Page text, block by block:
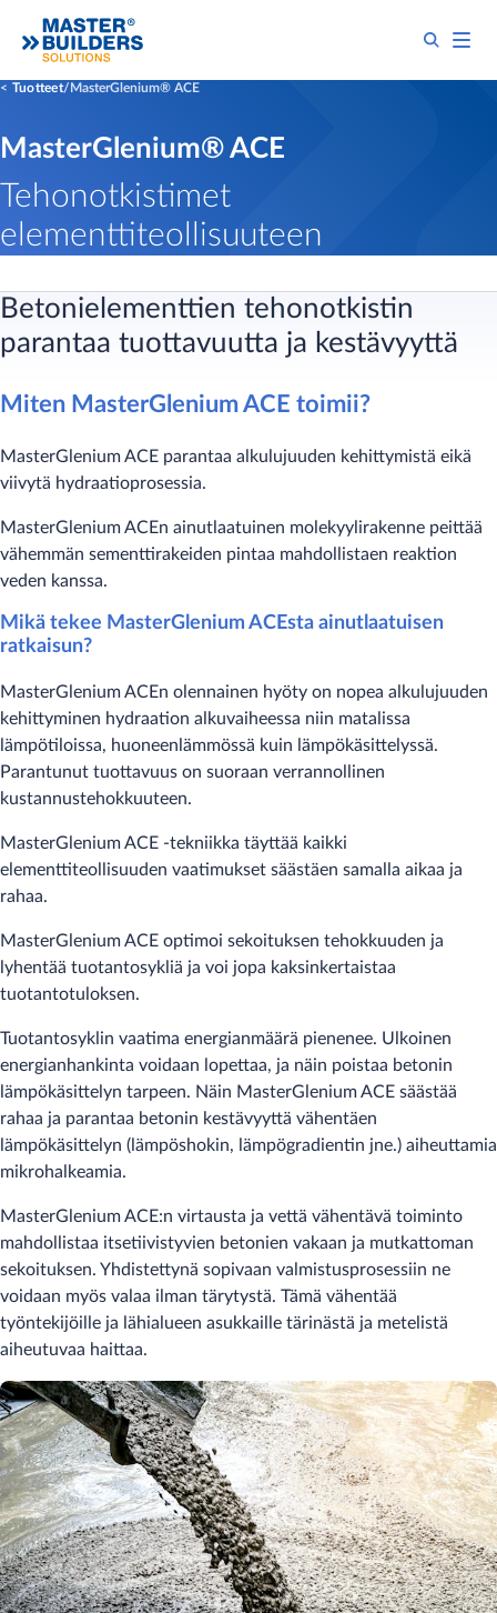
Tuotteet MasterGlenium® ACE
MasterGlenium® ACE
Tehonotkistimet
elementtiteollisuuteen
Betonielementtien tehonotkistin
parantaa tuottavuutta ja kestävyyttä
Miten MasterGlenium ACE toimii?
MasterGlenium ACE parantaa alkulujuuden kehittymistä eikä
viivytä hydraatioprosessia.
MasterGlenium ACEn ainutlaatuinen molekyylirakenne peittää
vähemmän sementtirakeiden pintaa mahdollistaen reaktion
veden kanssa.
Mikä tekee MasterGlenium ACEsta ainutlaatuisen
ratkaisun?
MasterGlenium ACEn olennainen hyöty on nopea alkulujuuden
kehittyminen hydraation alkuvaiheessa niin matalissa
lämpötiloissa, huoneenlämmössä kuin lämpökäsittelyssä.
Parantunut tuottavuus on suoraan verrannollinen
kustannustehokkuuteen.
MasterGlenium ACE -tekniikka täyttää kaikki
elementtiteollisuuden vaatimukset säästäen samalla aikaa ja
rahaa.
MasterGlenium ACE optimoi sekoituksen tehokkuuden ja
lyhentää tuotantosykliä ja voi jopa kaksinkertaistaa
tuotantotuloksen.
Tuotantosyklin vaatima energianmäärä pienenee. Ulkoinen
energianhankinta voidaan lopettaa, ja näin poistaa betonin
lämpökäsittelyn tarpeen. Näin MasterGlenium ACE säästää
rahaa ja parantaa betonin kestävyyttä vähentäen
lämpökäsittelyn (lämpöshokin, lämpögradientin jne.) aiheuttamia
mikrohalkeamia.
MasterGlenium ACE:n virtausta ja vettä vähentävä toiminto
mahdollistaa itsetiivistyvien betonien vakaan ja mutkattoman
sekoituksen. Yhdistettynä sopivaan valmistusprosessiin ne
voidaan myös valaa ilman tärytystä. Tämä vähentää
työntekijöille ja lähialueen asukkaille tärinästä ja metelistä
aiheutuvaa haittaa.